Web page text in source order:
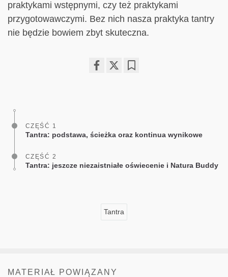
praktykami wstępnymi, czy też praktykami
przygotowawczymi. Bez nich nasza praktyka tantry
nie będzie bowiem zbyt skuteczna.
CZĘŚĆ 1
Tantra: podstawa, ścieżka oraz kontinua wynikowe
CZĘŚĆ 2
Tantra: jeszcze niezaistniałe oświecenie i Natura Buddy
Tantra
MATERIAŁ POWIĄZANY